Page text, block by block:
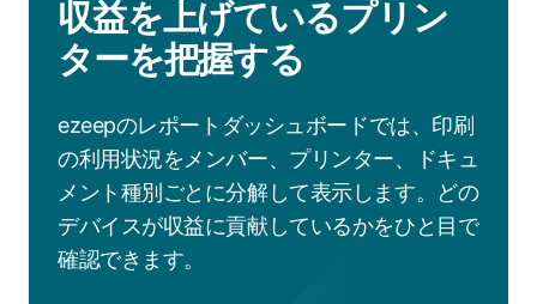
収益を上げているプリン
ターを把握する
ezeepのレポートダッシュボードでは、印刷
の利用状況をメンバー、プリンター、ドキュ
メント種別ごとに分解して表示します。どの
デバイスが収益に貢献しているかをひと目で
確認できます。